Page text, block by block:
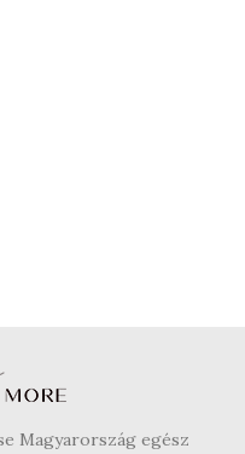
Magyarország egész